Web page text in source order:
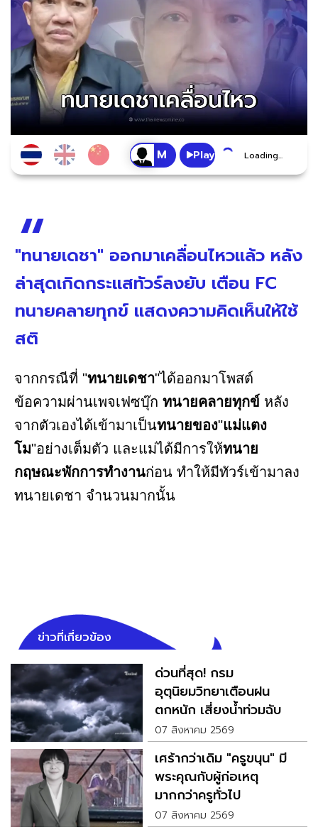
Play Loading...
"ทนายเดชา" ออกมาเคลื่อนไหวแล้ว หลัง
ล่าสุดเกิดกระแสทัวร์ลงยับ เตือน FC
ทนายคลายทุกข์ แสดงความคิดเห็นให้ใช้
สติ
จากกรณีที่ "ทนายเดชา"ได้ออกมาโพสต์
ข้อความผ่านเพจเฟซบุ๊ก ทนายคลายทุกข์ หลัง
จากตัวเองได้เข้ามาเป็นทนายของ"แม่แตง
โม"อย่างเต็มตัว และแม่ได้มีการให้ทนาย
กฤษณะพักการทำงานก่อน ทำให้มีทัวร์เข้ามาลง
ทนายเดชา จำนวนมากนั้น
ข่าวที่เกี่ยวข้อง
ด่วนที่สุด! กรม
อุตุนิยมวิทยาเตือนฝน
ตกหนัก เสี่ยงน้ำท่วมฉับ
พลัน
07 สิงหาคม 2569
เศร้ากว่าเดิม "ครูขนุน" มี
พระคุณกับผู้ก่อเหตุ
มากกว่าครูทั่วไป
07 สิงหาคม 2569